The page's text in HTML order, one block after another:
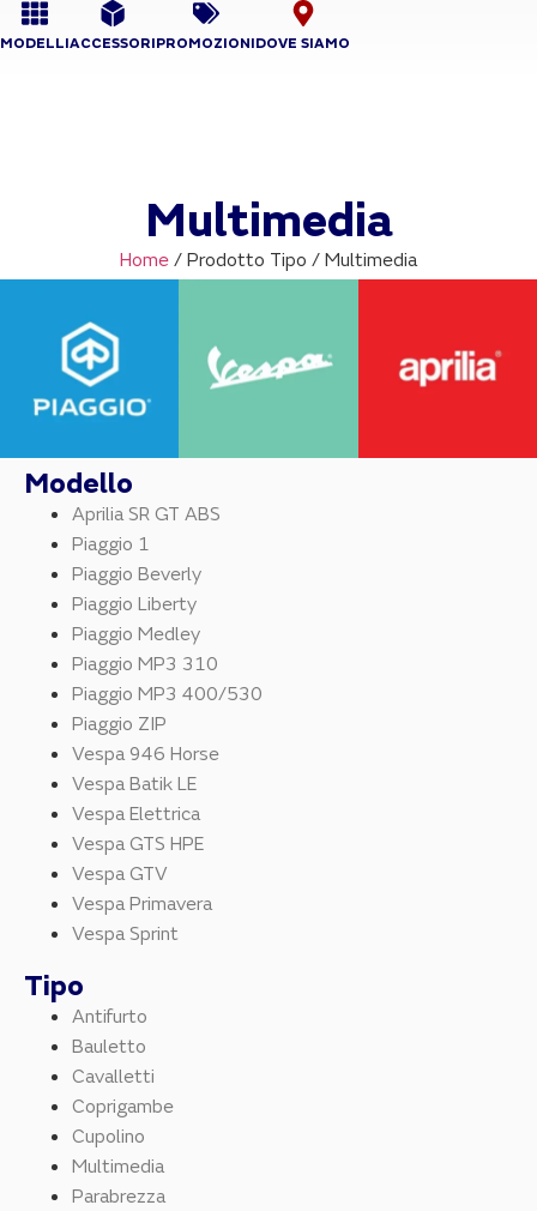
MODELLIACCESSORIPROMOZIONIDOVE SIAMO
Multimedia
Home / Prodotto Tipo / Multimedia
Modello
Aprilia SR GT ABS
Piaggio 1
Piaggio Beverly
Piaggio Liberty
Piaggio Medley
Piaggio MP3 310
Piaggio MP3 400/530
Piaggio ZIP
Vespa 946 Horse
Vespa Batik LE
Vespa Elettrica
Vespa GTS HPE
Vespa GTV
Vespa Primavera
Vespa Sprint
Tipo
Antifurto
Bauletto
Cavalletti
Coprigambe
Cupolino
Multimedia
Parabrezza